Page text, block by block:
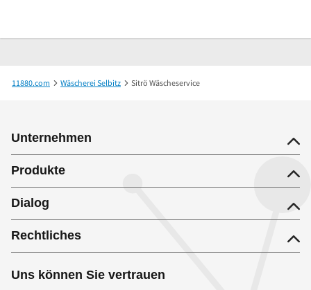
11880.com Wäscherei Selbitz Sitrö Wäscheservice
Unternehmen
Produkte
Dialog
Rechtliches
Uns können Sie vertrauen